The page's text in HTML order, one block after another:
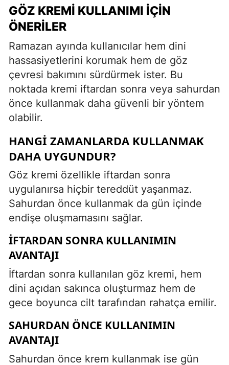
GÖZ KREMI KULLANIMI İÇIN
ÖNERILER
Ramazan ayında kullanıcılar hem dini
hassasiyetlerini korumak hem de göz
çevresi bakımını sürdürmek ister. Bu
noktada kremi iftardan sonra veya sahurdan
önce kullanmak daha güvenli bir yöntem
olabilir.
HANGI ZAMANLARDA KULLANMAK
DAHA UYGUNDUR?
Göz kremi özellikle iftardan sonra
uygulanırsa hiçbir tereddüt yaşanmaz.
Sahurdan önce kullanmak da gün içinde
endişe oluşmamasını sağlar.
İFTARDAN SONRA KULLANIMIN
AVANTAJI
İftardan sonra kullanılan göz kremi, hem
dini açıdan sakınca oluşturmaz hem de
gece boyunca cilt tarafından rahatça emilir.
SAHURDAN ÖNCE KULLANIMIN
AVANTAJI
Sahurdan önce krem kullanmak ise gün